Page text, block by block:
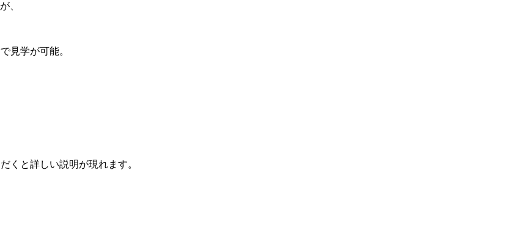
、
見学が可能。
くと詳しい説明が現れます。